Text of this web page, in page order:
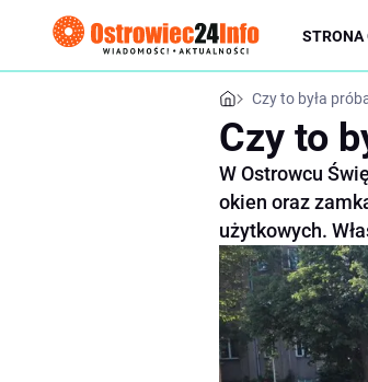
STRONA
Czy to była
Czy to
W Ostrowcu
okien oraz
użytkowych.